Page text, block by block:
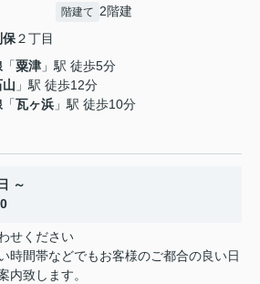
階建て 2階建
保２丁目
「粟津 」駅 徒歩5分
」駅 徒歩12分
「瓦ヶ浜 」駅 徒歩10分
～
せください
時間帯などでもお客様のご都合の良い日
内致します。